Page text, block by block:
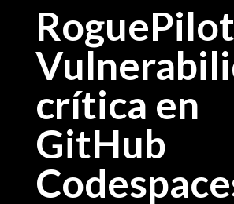
crítica en
GitHub